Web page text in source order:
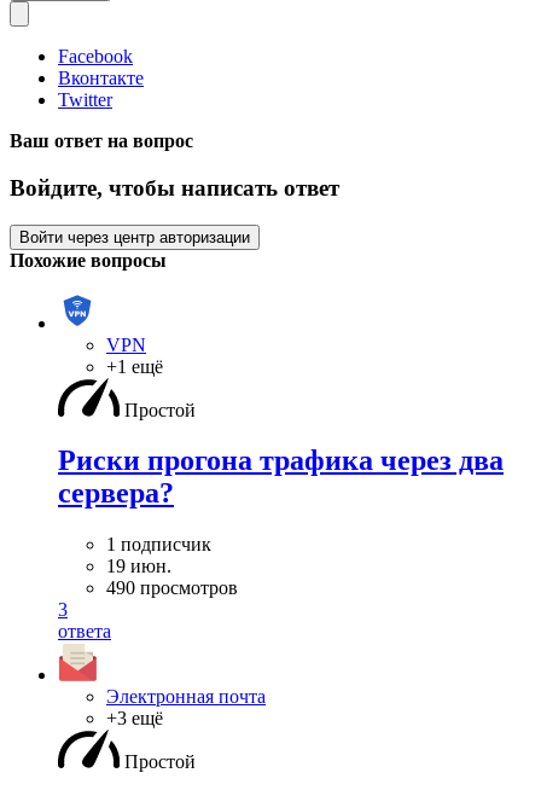
Facebook
Вконтакте
Twitter
Ваш ответ на вопрос
Войдите, чтобы написать ответ
Войти через центр авторизации
Похожие вопросы
VPN
+1 ещё
Простой
Риски прогона трафика через два
сервера?
1 подписчик
19 июн.
490 просмотров
3
ответа
Электронная почта
+3 ещё
Простой